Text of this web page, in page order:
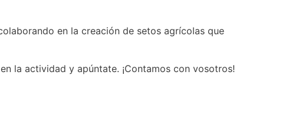
en la creación de setos agrícolas que
la actividad y apúntate. ¡Contamos con vosotros!